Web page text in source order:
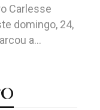
Carlesse
domingo, 24,
a...